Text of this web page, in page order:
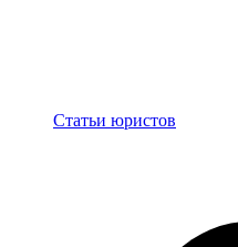
Блог
Статьи юристов